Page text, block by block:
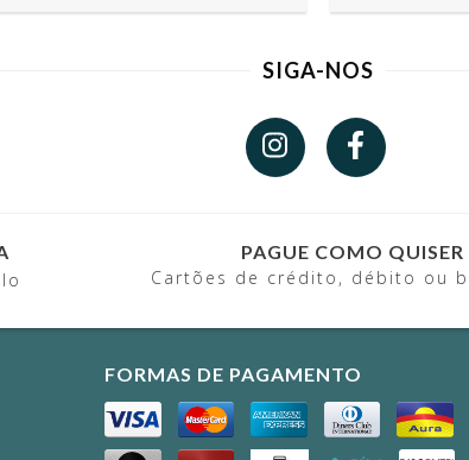
SIGA-NOS
PAGUE COMO QUISER
Cartões de crédito, débito ou
FORMAS DE PAGAMENTO